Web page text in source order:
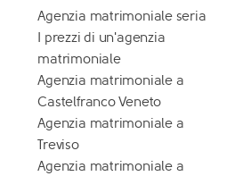
Agenzia matrimoniale seria
I prezzi di un'agenzia
matrimoniale
Agenzia matrimoniale a
Castelfranco Veneto
Agenzia matrimoniale a
Treviso
Agenzia matrimoniale a